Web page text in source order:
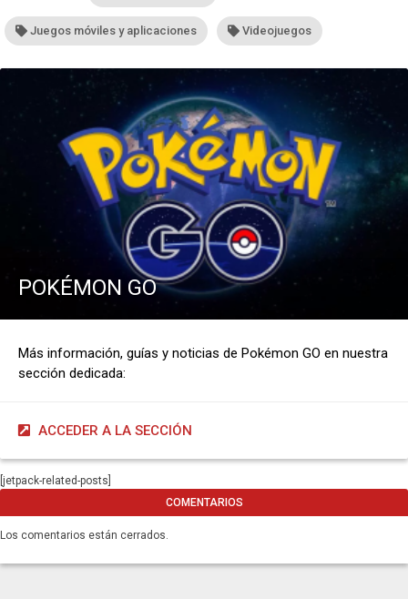
Juegos móviles y aplicaciones Videojuegos
POKÉMON GO
Más información, guías y noticias de Pokémon GO en nuestra
sección dedicada:
ACCEDER A LA SECCIÓN
[jetpack-related-posts]
COMENTARIOS
Los comentarios están cerrados.